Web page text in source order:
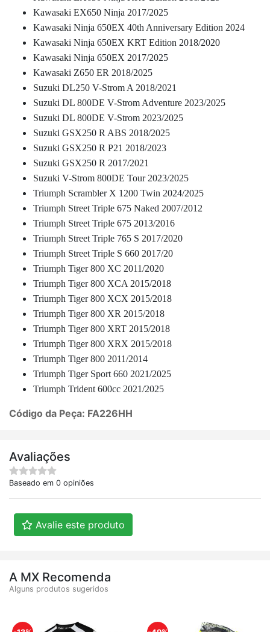
Kawasaki EX650 Ninja 2017/2025
Kawasaki Ninja 650EX 40th Anniversary Edition 2024
Kawasaki Ninja 650EX KRT Edition 2018/2020
Kawasaki Ninja 650EX 2017/2025
Kawasaki Z650 ER 2018/2025
Suzuki DL250 V-Strom A 2018/2021
Suzuki DL 800DE V-Strom Adventure 2023/2025
Suzuki DL 800DE V-Strom 2023/2025
Suzuki GSX250 R ABS 2018/2025
Suzuki GSX250 R P21 2018/2023
Suzuki GSX250 R 2017/2021
Suzuki V-Strom 800DE Tour 2023/2025
Triumph Scrambler X 1200 Twin 2024/2025
Triumph Street Triple 675 Naked 2007/2012
Triumph Street Triple 675 2013/2016
Triumph Street Triple 765 S 2017/2020
Triumph Street Triple S 660 2017/20
Triumph Tiger 800 XC 2011/2020
Triumph Tiger 800 XCA 2015/2018
Triumph Tiger 800 XCX 2015/2018
Triumph Tiger 800 XR 2015/2018
Triumph Tiger 800 XRT 2015/2018
Triumph Tiger 800 XRX 2015/2018
Triumph Tiger 800 2011/2014
Triumph Tiger Sport 660 2021/2025
Triumph Trident 600cc 2021/2025
Código da Peça: FA226HH
Avaliações
Baseado em 0 opiniões
Avalie este produto
A MX Recomenda
Alguns produtos sugeridos